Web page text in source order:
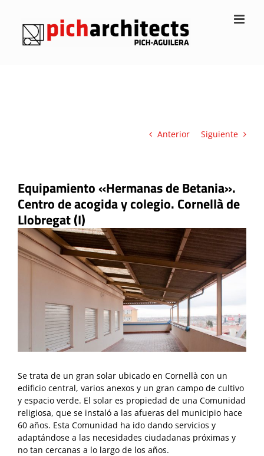
contenido
Anterior Siguiente
Equipamiento «Hermanas de Betania».
Centro de acogida y colegio. Cornellà de
Llobregat (I)
Se trata de un gran solar ubicado en Cornellà con un
edificio central, varios anexos y un gran campo de cultivo
y espacio verde. El solar es propiedad de una Comunidad
religiosa, que se instaló a las afueras del municipio hace
60 años. Esta Comunidad ha ido dando servicios y
adaptándose a las necesidades ciudadanas próximas y
no tan cercanas a lo largo de los años.